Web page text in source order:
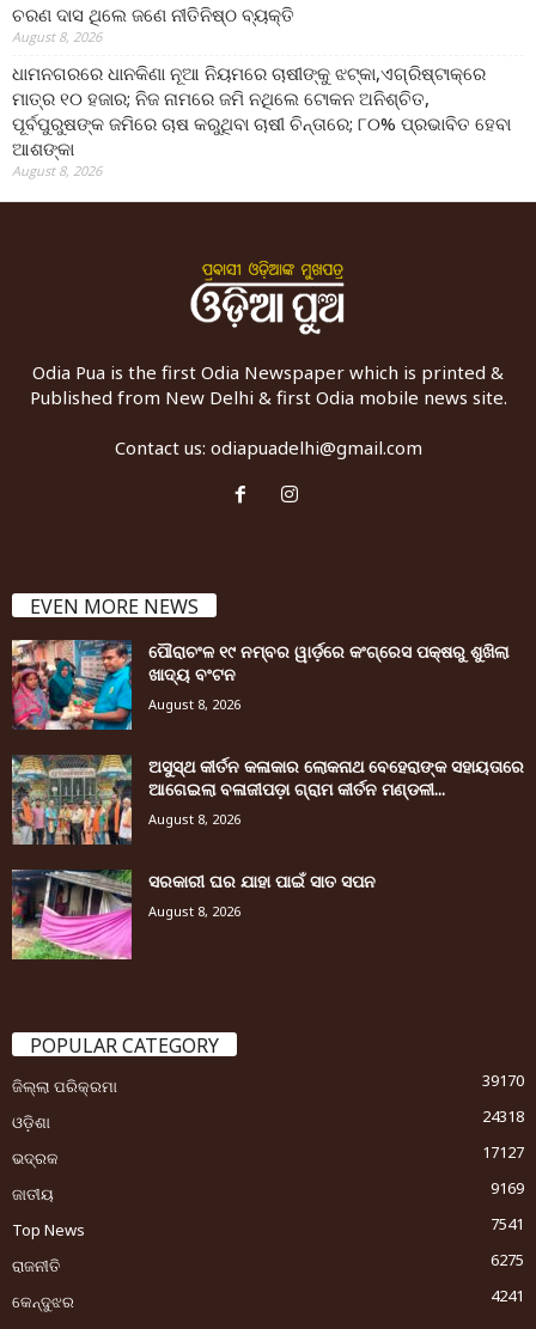
ଚରଣ ଦାସ ଥିଲେ ଜଣେ ନୀତିନିଷ୍ଠ ବ୍ୟକ୍ତି
August 8, 2026
ଧାମନଗରରେ ଧାନକିଣା ନୂଆ ନିୟମରେ ଚାଷୀଙ୍କୁ ଝଟ୍‌କା,ଏଗ୍ରିଷ୍ଟାକ୍‌ରେ
ମାତ୍ର ୧୦ ହଜାର; ନିଜ ନାମରେ ଜମି ନଥିଲେ ଟୋକନ ଅନିଶ୍ଚିତ,
ପୂର୍ବପୁରୁଷଙ୍କ ଜମିରେ ଚାଷ କରୁଥିବା ଚାଷୀ ଚିନ୍ତାରେ; ୮୦% ପ୍ରଭାବିତ ହେବା
ଆଶଙ୍କା
August 8, 2026
Odia Pua is the first Odia Newspaper which is printed &
Published from New Delhi & first Odia mobile news site.
Contact us: odiapuadelhi@gmail.com
EVEN MORE NEWS
ପୌରାଚଂଳ ୧୯ ନମ୍ବର ୱାର୍ଡ଼ରେ କଂଗ୍ରେସ ପକ୍ଷରୁ ଶୁଖିଲା
ଖାଦ୍ୟ ବଂଟନ
August 8, 2026
ଅସୁସ୍ଥ କୀର୍ତନ କଳାକାର ଲୋକନାଥ ବେହେରାଙ୍କ ସହାୟତାରେ
ଆଗେଇଲା ବଳାଜୀପଡ଼ା ଗ୍ରାମ କୀର୍ତନ ମଣ୍ଡଳୀ...
August 8, 2026
ସରକାରୀ ଘର ଯାହା ପାଇଁ ସାତ ସପନ
August 8, 2026
POPULAR CATEGORY
ଜିଲ୍ଲା ପରିକ୍ରମା
39170
ଓଡ଼ିଶା
24318
ଭଦ୍ରକ
17127
ଜାତୀୟ
9169
Top News
7541
ରାଜନୀତି
6275
କେନ୍ଦୁଝର
4241